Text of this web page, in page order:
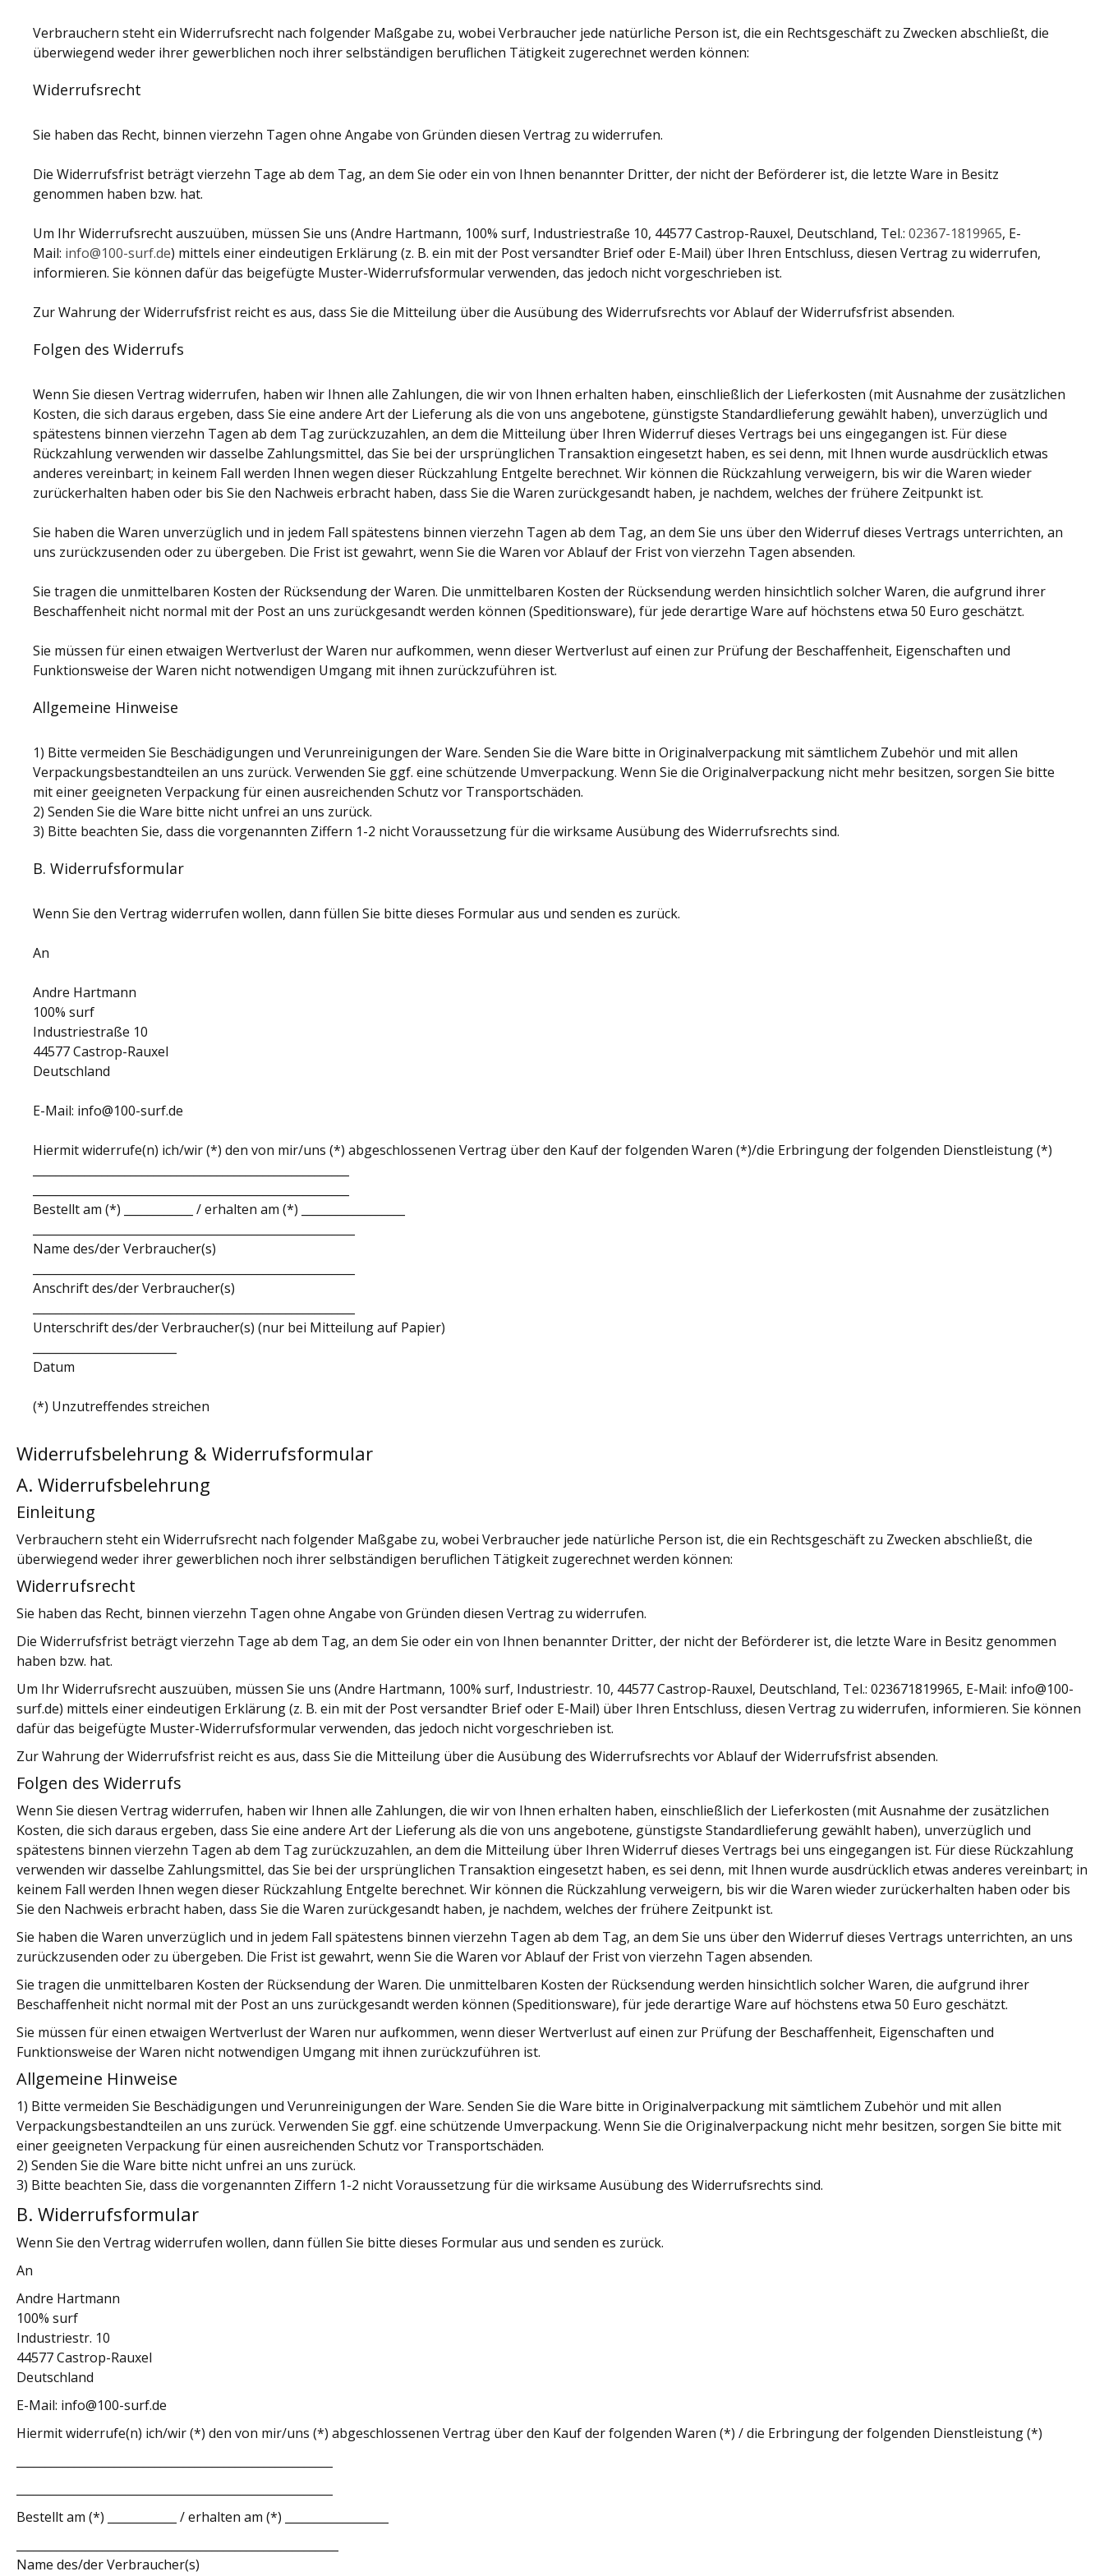
Verbrauchern steht ein Widerrufsrecht nach folgender Maßgabe zu, wobei Verbraucher jede natürliche Person ist, die ein Rechtsgeschäft zu Zwecken abschließt, die
überwiegend weder ihrer gewerblichen noch ihrer selbständigen beruflichen Tätigkeit zugerechnet werden können:
Widerrufsrecht
Sie haben das Recht, binnen vierzehn Tagen ohne Angabe von Gründen diesen Vertrag zu widerrufen.
Die Widerrufsfrist beträgt vierzehn Tage ab dem Tag, an dem Sie oder ein von Ihnen benannter Dritter, der nicht der Beförderer ist, die letzte Ware in Besitz
genommen haben bzw. hat.
Um Ihr Widerrufsrecht auszuüben, müssen Sie uns (Andre Hartmann, 100% surf, Industriestraße 10, 44577 Castrop-Rauxel, Deutschland, Tel.: 02367-1819965, E-
Mail: info@100-surf.de) mittels einer eindeutigen Erklärung (z. B. ein mit der Post versandter Brief oder E-Mail) über Ihren Entschluss, diesen Vertrag zu widerrufen,
informieren. Sie können dafür das beigefügte Muster-Widerrufsformular verwenden, das jedoch nicht vorgeschrieben ist.
Zur Wahrung der Widerrufsfrist reicht es aus, dass Sie die Mitteilung über die Ausübung des Widerrufsrechts vor Ablauf der Widerrufsfrist absenden.
Folgen des Widerrufs
Wenn Sie diesen Vertrag widerrufen, haben wir Ihnen alle Zahlungen, die wir von Ihnen erhalten haben, einschließlich der Lieferkosten (mit Ausnahme der zusätzlichen
Kosten, die sich daraus ergeben, dass Sie eine andere Art der Lieferung als die von uns angebotene, günstigste Standardlieferung gewählt haben), unverzüglich und
spätestens binnen vierzehn Tagen ab dem Tag zurückzuzahlen, an dem die Mitteilung über Ihren Widerruf dieses Vertrags bei uns eingegangen ist. Für diese
Rückzahlung verwenden wir dasselbe Zahlungsmittel, das Sie bei der ursprünglichen Transaktion eingesetzt haben, es sei denn, mit Ihnen wurde ausdrücklich etwas
anderes vereinbart; in keinem Fall werden Ihnen wegen dieser Rückzahlung Entgelte berechnet. Wir können die Rückzahlung verweigern, bis wir die Waren wieder
zurückerhalten haben oder bis Sie den Nachweis erbracht haben, dass Sie die Waren zurückgesandt haben, je nachdem, welches der frühere Zeitpunkt ist.
Sie haben die Waren unverzüglich und in jedem Fall spätestens binnen vierzehn Tagen ab dem Tag, an dem Sie uns über den Widerruf dieses Vertrags unterrichten, an
uns zurückzusenden oder zu übergeben. Die Frist ist gewahrt, wenn Sie die Waren vor Ablauf der Frist von vierzehn Tagen absenden.
Sie tragen die unmittelbaren Kosten der Rücksendung der Waren. Die unmittelbaren Kosten der Rücksendung werden hinsichtlich solcher Waren, die aufgrund ihrer
Beschaffenheit nicht normal mit der Post an uns zurückgesandt werden können (Speditionsware), für jede derartige Ware auf höchstens etwa 50 Euro geschätzt.
Sie müssen für einen etwaigen Wertverlust der Waren nur aufkommen, wenn dieser Wertverlust auf einen zur Prüfung der Beschaffenheit, Eigenschaften und
Funktionsweise der Waren nicht notwendigen Umgang mit ihnen zurückzuführen ist.
Allgemeine Hinweise
1) Bitte vermeiden Sie Beschädigungen und Verunreinigungen der Ware. Senden Sie die Ware bitte in Originalverpackung mit sämtlichem Zubehör und mit allen
Verpackungsbestandteilen an uns zurück. Verwenden Sie ggf. eine schützende Umverpackung. Wenn Sie die Originalverpackung nicht mehr besitzen, sorgen Sie bitte
mit einer geeigneten Verpackung für einen ausreichenden Schutz vor Transportschäden.
2) Senden Sie die Ware bitte nicht unfrei an uns zurück.
3) Bitte beachten Sie, dass die vorgenannten Ziffern 1-2 nicht Voraussetzung für die wirksame Ausübung des Widerrufsrechts sind.
B. Widerrufsformular
Wenn Sie den Vertrag widerrufen wollen, dann füllen Sie bitte dieses Formular aus und senden es zurück.
An
Andre Hartmann
100% surf
Industriestraße 10
44577 Castrop-Rauxel
Deutschland
E-Mail: info@100-surf.de
Hiermit widerrufe(n) ich/wir (*) den von mir/uns (*) abgeschlossenen Vertrag über den Kauf der folgenden Waren (*)/die Erbringung der folgenden Dienstleistung (*)
Bestellt am (*) ____________ / erhalten am (*) __________________
Name des/der Verbraucher(s)
Anschrift des/der Verbraucher(s)
Unterschrift des/der Verbraucher(s) (nur bei Mitteilung auf Papier)
Datum
(*) Unzutreffendes streichen
Widerrufsbelehrung & Widerrufsformular
A. Widerrufsbelehrung
Einleitung
Verbrauchern steht ein Widerrufsrecht nach folgender Maßgabe zu, wobei Verbraucher jede natürliche Person ist, die ein Rechtsgeschäft zu Zwecken abschließt, die
überwiegend weder ihrer gewerblichen noch ihrer selbständigen beruflichen Tätigkeit zugerechnet werden können:
Widerrufsrecht
Sie haben das Recht, binnen vierzehn Tagen ohne Angabe von Gründen diesen Vertrag zu widerrufen.
Die Widerrufsfrist beträgt vierzehn Tage ab dem Tag, an dem Sie oder ein von Ihnen benannter Dritter, der nicht der Beförderer ist, die letzte Ware in Besitz genommen
haben bzw. hat.
Um Ihr Widerrufsrecht auszuüben, müssen Sie uns (Andre Hartmann, 100% surf, Industriestr. 10, 44577 Castrop-Rauxel, Deutschland, Tel.: 023671819965, E-Mail: info@100-
surf.de) mittels einer eindeutigen Erklärung (z. B. ein mit der Post versandter Brief oder E-Mail) über Ihren Entschluss, diesen Vertrag zu widerrufen, informieren. Sie können
dafür das beigefügte Muster-Widerrufsformular verwenden, das jedoch nicht vorgeschrieben ist.
Zur Wahrung der Widerrufsfrist reicht es aus, dass Sie die Mitteilung über die Ausübung des Widerrufsrechts vor Ablauf der Widerrufsfrist absenden.
Folgen des Widerrufs
Wenn Sie diesen Vertrag widerrufen, haben wir Ihnen alle Zahlungen, die wir von Ihnen erhalten haben, einschließlich der Lieferkosten (mit Ausnahme der zusätzlichen
Kosten, die sich daraus ergeben, dass Sie eine andere Art der Lieferung als die von uns angebotene, günstigste Standardlieferung gewählt haben), unverzüglich und
spätestens binnen vierzehn Tagen ab dem Tag zurückzuzahlen, an dem die Mitteilung über Ihren Widerruf dieses Vertrags bei uns eingegangen ist. Für diese Rückzahlung
verwenden wir dasselbe Zahlungsmittel, das Sie bei der ursprünglichen Transaktion eingesetzt haben, es sei denn, mit Ihnen wurde ausdrücklich etwas anderes vereinbart; in
keinem Fall werden Ihnen wegen dieser Rückzahlung Entgelte berechnet. Wir können die Rückzahlung verweigern, bis wir die Waren wieder zurückerhalten haben oder bis
Sie den Nachweis erbracht haben, dass Sie die Waren zurückgesandt haben, je nachdem, welches der frühere Zeitpunkt ist.
Sie haben die Waren unverzüglich und in jedem Fall spätestens binnen vierzehn Tagen ab dem Tag, an dem Sie uns über den Widerruf dieses Vertrags unterrichten, an uns
zurückzusenden oder zu übergeben. Die Frist ist gewahrt, wenn Sie die Waren vor Ablauf der Frist von vierzehn Tagen absenden.
Sie tragen die unmittelbaren Kosten der Rücksendung der Waren. Die unmittelbaren Kosten der Rücksendung werden hinsichtlich solcher Waren, die aufgrund ihrer
Beschaffenheit nicht normal mit der Post an uns zurückgesandt werden können (Speditionsware), für jede derartige Ware auf höchstens etwa 50 Euro geschätzt.
Sie müssen für einen etwaigen Wertverlust der Waren nur aufkommen, wenn dieser Wertverlust auf einen zur Prüfung der Beschaffenheit, Eigenschaften und
Funktionsweise der Waren nicht notwendigen Umgang mit ihnen zurückzuführen ist.
Allgemeine Hinweise
1) Bitte vermeiden Sie Beschädigungen und Verunreinigungen der Ware. Senden Sie die Ware bitte in Originalverpackung mit sämtlichem Zubehör und mit allen
Verpackungsbestandteilen an uns zurück. Verwenden Sie ggf. eine schützende Umverpackung. Wenn Sie die Originalverpackung nicht mehr besitzen, sorgen Sie bitte mit
einer geeigneten Verpackung für einen ausreichenden Schutz vor Transportschäden.
2) Senden Sie die Ware bitte nicht unfrei an uns zurück.
3) Bitte beachten Sie, dass die vorgenannten Ziffern 1-2 nicht Voraussetzung für die wirksame Ausübung des Widerrufsrechts sind.
B. Widerrufsformular
Wenn Sie den Vertrag widerrufen wollen, dann füllen Sie bitte dieses Formular aus und senden es zurück.
An
Andre Hartmann
100% surf
Industriestr. 10
44577 Castrop-Rauxel
Deutschland
E-Mail: info@100-surf.de
Hiermit widerrufe(n) ich/wir (*) den von mir/uns (*) abgeschlossenen Vertrag über den Kauf der folgenden Waren (*) / die Erbringung der folgenden Dienstleistung (*)
Bestellt am (*) ____________ / erhalten am (*) __________________
Name des/der Verbraucher(s)